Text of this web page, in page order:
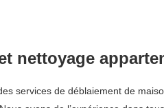
nettoyage
services de déblaiement de